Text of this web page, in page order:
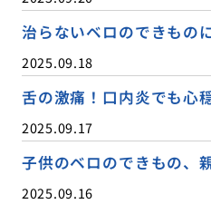
治らないベロのできもの
2025.09.18
舌の激痛！口内炎でも心
2025.09.17
子供のベロのできもの、
2025.09.16